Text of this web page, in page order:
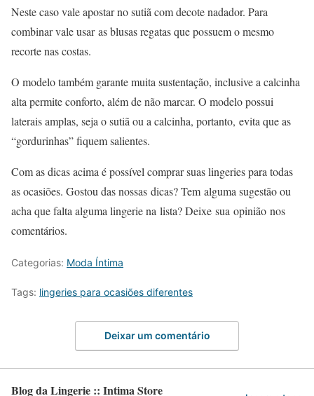
Neste caso vale apostar no sutiã com decote nadador. Para
combinar vale usar as blusas regatas que possuem o mesmo
recorte nas costas.
O modelo também garante muita sustentação, inclusive a calcinha
alta permite conforto, além de não marcar. O modelo possui
laterais amplas, seja o sutiã ou a calcinha, portanto, evita que as
“gordurinhas” fiquem salientes.
Com as dicas acima é possível comprar suas lingeries para todas
as ocasiões. Gostou das nossas dicas? Tem alguma sugestão ou
acha que falta alguma lingerie na lista? Deixe sua opinião nos
comentários.
Categorias: Moda Íntima
Tags: lingeries para ocasiões diferentes
Deixar um comentário
Blog da Lingerie :: Intima Store